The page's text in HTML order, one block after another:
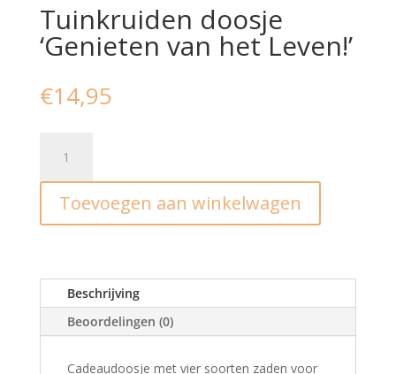
Tuinkruiden doosje
‘Genieten van het Leven!’
€14,95
doosje
'Genieten
het
Toevoegen aan winkelwagen
Beschrijving
Beoordelingen (0)
Cadeaudoosje met vier soorten zaden voor